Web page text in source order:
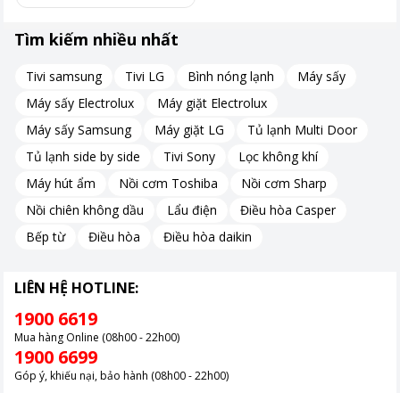
bỏ mùi máy.
: Khi nấu lẩu, không đổ nước quá 2/3 thân nồi.
Vệ sinh bề mặt:
tẩy rửa. Tránh các vật dụng cứng để không làm hỏng lớp chống
dính.
Với những tính năng nổi bật và sự tiện lợi mà nồi lẩu nướng
Bear 2 ngăn DKL-C12D1
mang lại, đây chắc chắn là lựa chọn lý
tưởng cho các bữa ăn gia đình. Nếu bạn quan tâm, hãy liên hệ
Pico để biết thêm thông tin!
Tìm kiếm nhiều nhất
Tivi samsung Tivi LG Bình nóng lạnh
Máy sấy
Máy sấy Electrolux
Máy giặt Electrolux
Máy sấy Samsung
Máy giặt LG
Tủ lạnh Multi Door
Tủ lạnh side by side
Tivi Sony
Lọc không khí
Máy hút ẩm
Nồi cơm Toshiba
Nồi cơm Sharp
Nồi chiên không dầu
Lẩu điện
Điều hòa Casper
Bếp từ
Điều hòa Điều hòa daikin
LIÊN HỆ HOTLINE:
1900 6619
Mua hàng Online (08h00 - 22h00)
1900 6699
Góp ý, khiếu nại, bảo hành (08h00 - 22h00)